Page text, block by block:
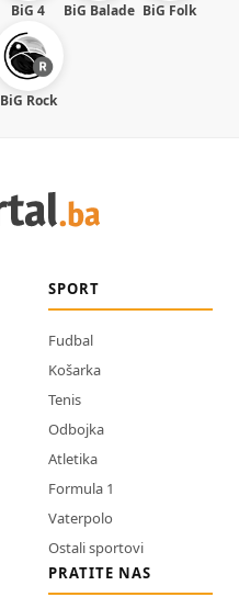
BiG 4 BiG Balade BiG Folk
BiG Rock
SPORT
Fudbal
Košarka
Tenis
Odbojka
Atletika
Formula 1
Vaterpolo
Ostali sportovi
PRATITE NAS